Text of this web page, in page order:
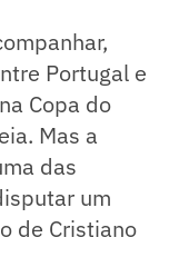
Portugal e
Copa do
Mas a
das
um
de Cristiano